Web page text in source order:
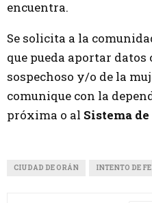
encuentra.
Se solicita a la
que pueda aportar
sospechoso y/o de la
comunique con la
próxima o al Sistema
CIUDAD DE ORÁN INTENTO DE